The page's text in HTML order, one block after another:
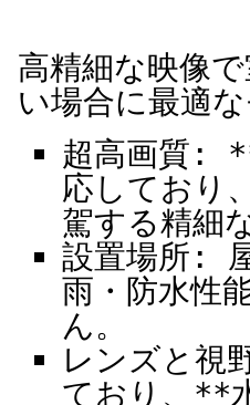
高精細な映像
い場合に最適
超高画質:
応しており
駕する精細
設置場所:
雨・防水性
ん。
レンズと視
ており、**